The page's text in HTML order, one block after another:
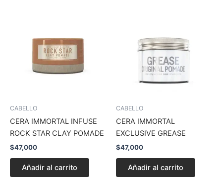
CABELLO
CERA IMMORTAL INFUSE
ROCK STAR CLAY POMADE
$47,000
Añadir al carrito
CABELLO
CERA IMMORTAL
EXCLUSIVE GREASE
$47,000
Añadir al carrito